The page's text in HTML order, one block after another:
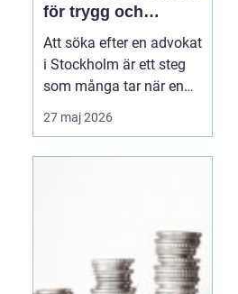
för trygg och
effektiv juridisk
rådgivning
Att söka efter en advokat
i Stockholm är ett steg
som många tar när en
juridisk situation
plötsligt ställs på sin
27 maj 2026